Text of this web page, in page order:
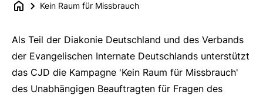
Kein Raum für Missbrauch
Als Teil der Diakonie Deutschland und des Verbands
der Evangelischen Internate Deutschlands unterstützt
das CJD die Kampagne 'Kein Raum für Missbrauch'
des Unabhängigen Beauftragten für Fragen des